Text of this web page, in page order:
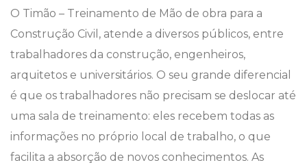
O Timão – Treinamento de Mão de obra para a
Construção Civil, atende a diversos públicos, entre
trabalhadores da construção, engenheiros,
arquitetos e universitários. O seu grande diferencial
é que os trabalhadores não precisam se deslocar até
uma sala de treinamento: eles recebem todas as
informações no próprio local de trabalho, o que
facilita a absorção de novos conhecimentos. As